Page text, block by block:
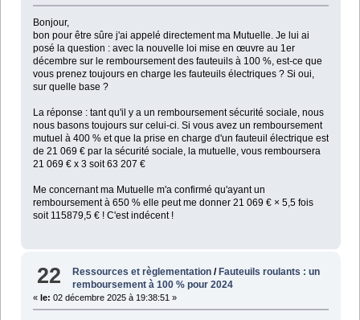
Bonjour,
bon pour être sûre j'ai appelé directement ma Mutuelle. Je lui ai
posé la question : avec la nouvelle loi mise en œuvre au 1er
décembre sur le remboursement des fauteuils à 100 %, est-ce que
vous prenez toujours en charge les fauteuils électriques ? Si oui,
sur quelle base ?
La réponse : tant qu'il y a un remboursement sécurité sociale, nous
nous basons toujours sur celui-ci. Si vous avez un remboursement
mutuel à 400 % et que la prise en charge d'un fauteuil électrique est
de 21 069 € par la sécurité sociale, la mutuelle, vous remboursera
21 069 € x 3 soit 63 207 €
Me concernant ma Mutuelle m'a confirmé qu'ayant un
remboursement à 650 % elle peut me donner 21 069 € × 5,5 fois
soit 115879,5 € ! C'est indécent !
22 Ressources et règlementation /Fauteuils roulants : un
remboursement à 100 % pour 2024
« le: 02 décembre 2025 à 19:38:51 »